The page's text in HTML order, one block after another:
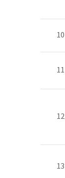
10
11
12
13